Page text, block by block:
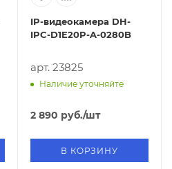
IP-видеокамера DH-
IPC-D1E20P-A-0280B
арт. 23825
Наличие уточняйте
2 890 руб./шт
В КОРЗИНУ